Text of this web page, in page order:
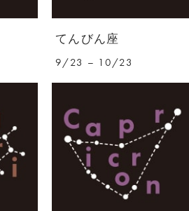
てんびん座
9/23 – 10/23